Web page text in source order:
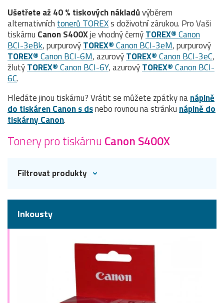
Ušetřete až 40 % tiskových nákladůvýběrem
alternativních tonerů TOREXs doživotní zárukou. Pro Vaši
tiskárnu Canon S400Xje vhodný černýTOREX®Canon
BCI-3eBk, purpurovýTOREX®Canon BCI-3eM, purpurový
TOREX®Canon BCI-6M, azurovýTOREX®Canon BCI-3eC,
žlutýTOREX®Canon BCI-6Y, azurovýTOREX®Canon BCI-
6C.
Hledáte jinou tiskárnu? Vrátit se můžete zpátky nanáplně
do tiskáren Canon s dsnebo rovnou na stránku náplně do
tiskárny Canon.
Tonery pro tiskárnu Canon S400X
Filtrovat produkty
Inkousty